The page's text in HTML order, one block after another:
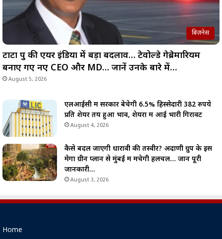
बिज़नेस
टाटा ग्रुप की एयर इंडिया में बड़ा बदलाव… टेवोल्डे गेब्रेमारियम
बनाए गए नए CEO और MD… जानें उनके बारे में…
August 5, 2026
एलआईसी में सरकार बेचेगी 6.5% हिस्सेदारी 382 रुपये
प्रति शेयर तय हुआ भाव, शेयरों में आई भारी गिरावट
August 4, 2026
कैसे बदल जाएगी धारावी की तस्वीर? अदाणी ग्रुप के इस
मेगा ग्रीन प्लान से मुंबई में मचेगी हलचल… जानें पूरी
जानकारी…
August 3, 2026
Home